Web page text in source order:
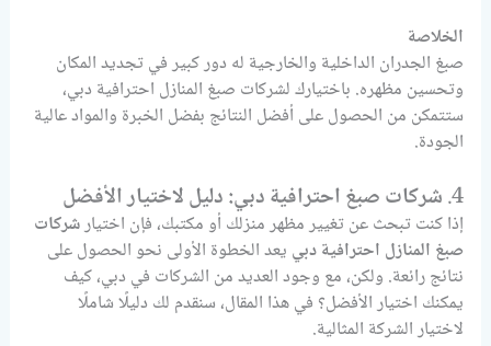
الخلاصة
صبغ الجدران الداخلية والخارجية له دور كبير في تجديد المكان
وتحسين مظهره. باختيارك لشركات صبغ المنازل احترافية دبي،
ستتمكن من الحصول على أفضل النتائج بفضل الخبرة والمواد عالية
الجودة.
4. شركات صبغ احترافية دبي: دليل لاختيار الأفضل
إذا كنت تبحث عن تغيير مظهر منزلك أو مكتبك، فإن اختيارشركات
صبغ المنازل احترافية دبي يعد الخطوة الأولى نحو الحصول على
نتائج رائعة. ولكن، مع وجود العديد من الشركات في دبي، كيف
يمكنك اختيار الأفضل؟ في هذا المقال، سنقدم لك دليلًا شاملًا
لاختيار الشركة المثالية.